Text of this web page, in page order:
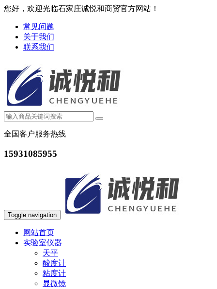
您好，欢迎光临石家庄诚悦和商贸官方网站！
常见问题
关于我们
联系我们
全国客户服务热线
15931085955
Toggle navigation
网站首页
实验室仪器
天平
酸度计
粘度计
显微镜